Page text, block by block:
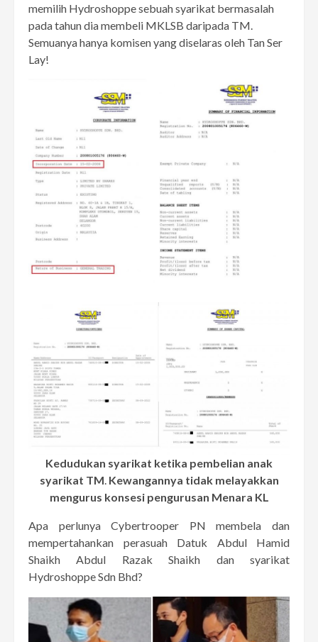
memilih Hydroshoppe sebuah syarikat bermasalah
pada tahun dia membeli MKLSB daripada TM.
Semuanya hanya komisen yang diselaras oleh Tan Ser
Lay!
Kedudukan syarikat ketika pembelian anak
syarikat TM. Kewangannya tidak melayakkan
mengurus konsesi pengurusan Menara KL
Apa perlunya Cybertrooper PN membela dan
mempertahankan perasuah Datuk Abdul Hamid
Shaikh Abdul Razak Shaikh dan syarikat
Hydroshoppe Sdn Bhd?